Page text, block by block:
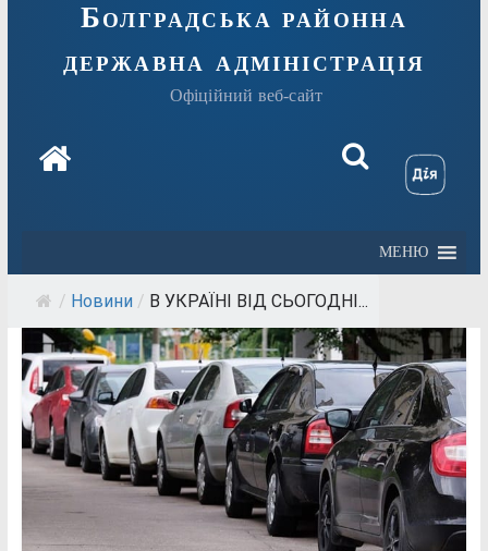
Болградська районна
державна адміністрація
Офіційний веб-сайт
МЕНЮ
/ Новини / В УКРАЇНІ ВІД СЬОГОДНІ...